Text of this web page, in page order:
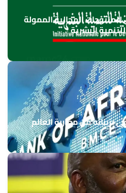
المجالية الممولة
البشرية
بزبنائه من مغاربة العالم